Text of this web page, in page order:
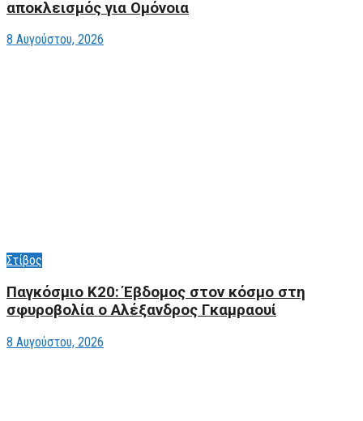
αποκλεισμός για Ομόνοια
8 Αυγούστου, 2026
Στίβος
Παγκόσμιο Κ20: Έβδομος στον κόσμο στη
σφυροβολία ο Αλέξανδρος Γκαμραουί
8 Αυγούστου, 2026